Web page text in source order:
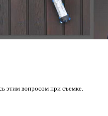
этим вопросом при съемке.